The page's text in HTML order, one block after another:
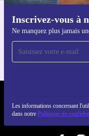
Inscrivez-vous à
Ne manquez plus jamais
Les informations concernant
dans notre Politique de
Pour